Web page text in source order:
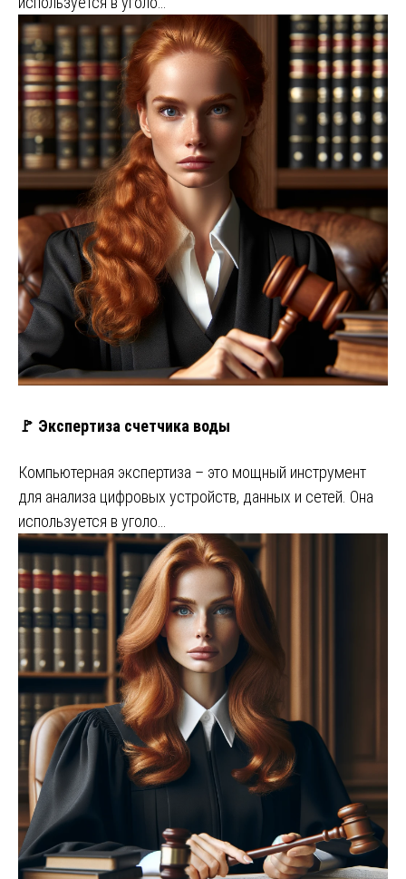
🚩 Экспертиза счетчика воды
Компьютерная экспертиза – это мощный инструмент
для анализа цифровых устройств, данных и сетей. Она
используется в уголо…